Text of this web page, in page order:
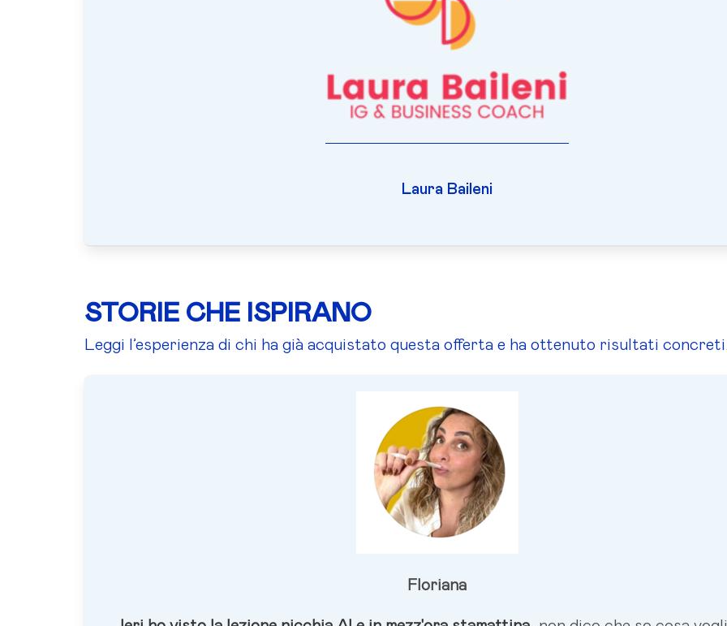
Laura Baileni
STORIE CHE ISPIRANO
Leggi l’esperienza di chi ha già acquistato questa offerta e ha ottenuto risultati
Floriana